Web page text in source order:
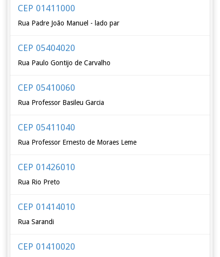
CEP 01411000
Rua Padre João Manuel - lado par
CEP 05404020
Rua Paulo Gontijo de Carvalho
CEP 05410060
Rua Professor Basileu Garcia
CEP 05411040
Rua Professor Ernesto de Moraes Leme
CEP 01426010
Rua Rio Preto
CEP 01414010
Rua Sarandi
CEP 01410020